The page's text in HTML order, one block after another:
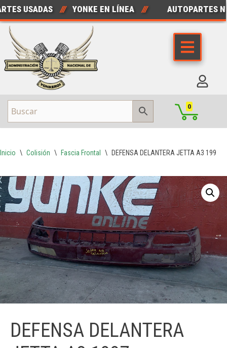
Saltar
al
contenido
USADAS /// YONKE EN LÍNEA /// AUTOPARTES
0
Inicio \ Colisión \ Fascia Frontal \ DEFENSA DELANTERA JETTA A3 1997
DEFENSA DELANTERA